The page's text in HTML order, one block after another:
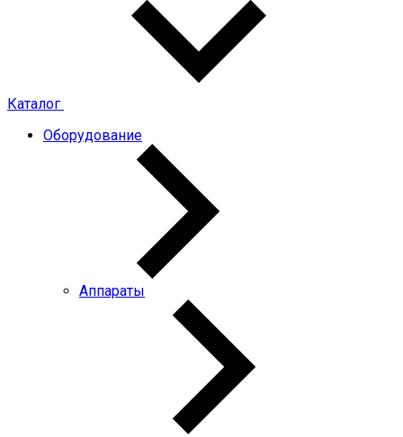
Каталог
Оборудование
Аппараты